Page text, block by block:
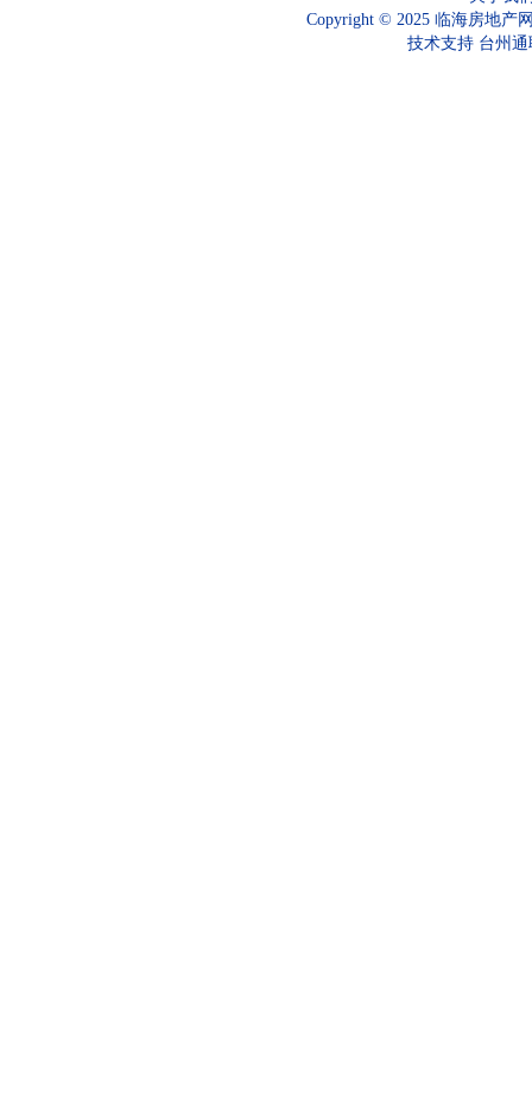
Copyright © 2025 临海房地产
技术支持 台州